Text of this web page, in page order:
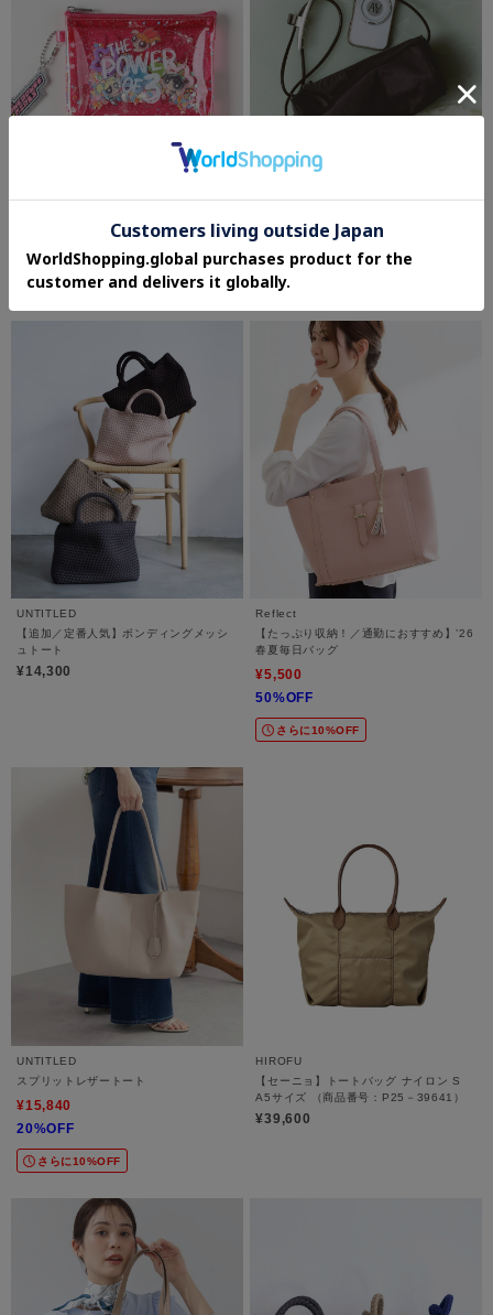
【パワーパフガールズ】キラキラポーチ
¥1,980
＆MyuQ｜MARU NY bag
¥19,800
UNTITLED
【追加／定番人気】ボンディングメッシ
ュトート
¥14,300
Reflect
【たっぷり収納！／通勤におすすめ】’26
春夏毎日バッグ
¥5,500
50%OFF
さらに10%OFF
UNTITLED
スプリットレザートート
¥15,840
20%OFF
さらに10%OFF
HIROFU
【セーニョ】トートバッグ ナイロン S
A5サイズ （商品番号：P25－39641）
¥39,600